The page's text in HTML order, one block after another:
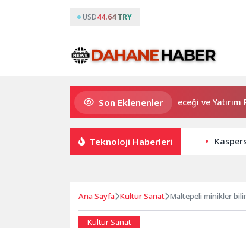
USD44.64 TRY
Son Eklenenler
Haymana’nın Geleceği ve Yatırım
Teknoloji Haberleri
Ana Sayfa Kültür Sanat Maltepeli minikler
Kültür Sanat